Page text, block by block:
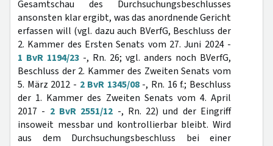
Gesamtschau des Durchsuchungsbeschlusses
ansonsten klar ergibt, was das anordnende Gericht
erfassen will (vgl. dazu auch BVerfG, Beschluss der
2. Kammer des Ersten Senats vom 27. Juni 2024 -
1 BvR 1194/23 -, Rn. 26; vgl. anders noch BVerfG,
Beschluss der 2. Kammer des Zweiten Senats vom
5. März 2012 - 2 BvR 1345/08-, Rn. 16 f.; Beschluss
der 1. Kammer des Zweiten Senats vom 4. April
2017 - 2 BvR 2551/12 -, Rn. 22) und der Eingriff
insoweit messbar und kontrollierbar bleibt. Wird
aus dem Durchsuchungsbeschluss bei einer